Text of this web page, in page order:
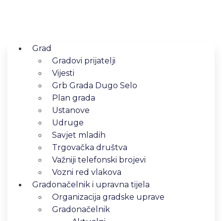
Grad
Gradovi prijatelji
Vijesti
Grb Grada Dugo Selo
Plan grada
Ustanove
Udruge
Savjet mladih
Trgovačka društva
Važniji telefonski brojevi
Vozni red vlakova
Gradonačelnik i upravna tijela
Organizacija gradske uprave
Gradonačelnik